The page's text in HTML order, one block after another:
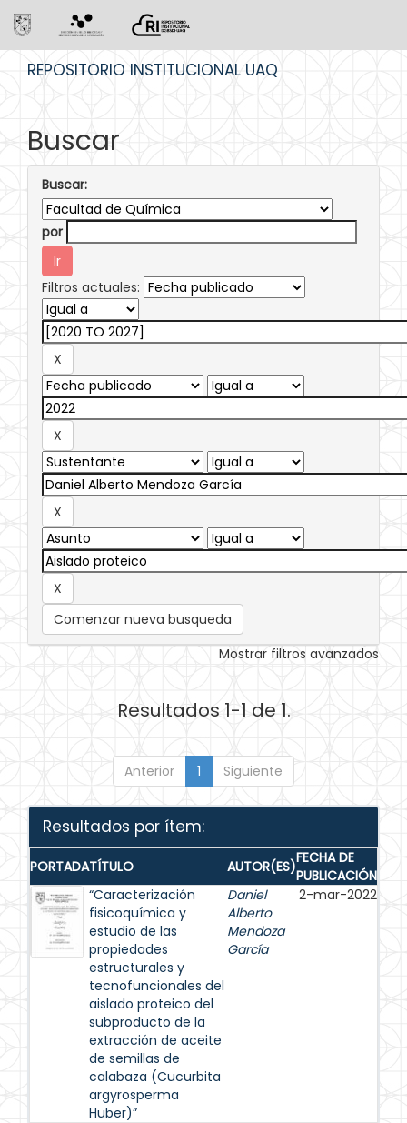
REPOSITORIO INSTITUCIONAL UAQ
Buscar
Buscar:
por
Filtros actuales:
Comenzar nueva busqueda
Mostrar filtros avanzados
Resultados 1-1 de 1.
Anterior 1 Siguiente
Resultados por ítem:
PORTADATÍTULO AUTOR(ES)FECHA DE
PUBLICACIÓN
“Caracterización
fisicoquímica y
estudio de las
propiedades
estructurales y
tecnofuncionales del
aislado proteico del
subproducto de la
extracción de aceite
de semillas de
calabaza (Cucurbita
argyrosperma
Huber)”
Daniel
Alberto
Mendoza
García
2-mar-2022